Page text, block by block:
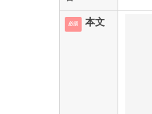
必須 本文